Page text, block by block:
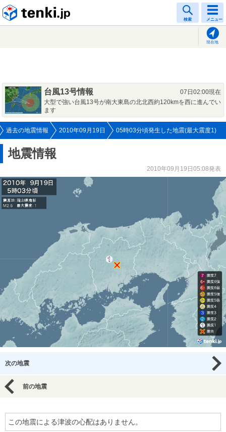
検索 メニュー
現在地
台風13号情報
07日02:00現在
大型で強い台風13号が南大東島の北北西約120kmを西に進んでい
ます
過去の地震情報 2010年09月19日 05時03分頃発生した地震(最大震度1)
地震情報
2010年09月19日05:08発表
次の地震
前の地震
この地震による津波の心配はありません。